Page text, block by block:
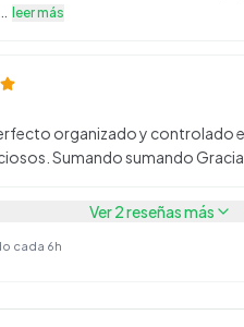
leer más
organizado y controlado
Sumando sumando
Ver2reseñas más
cada 6h